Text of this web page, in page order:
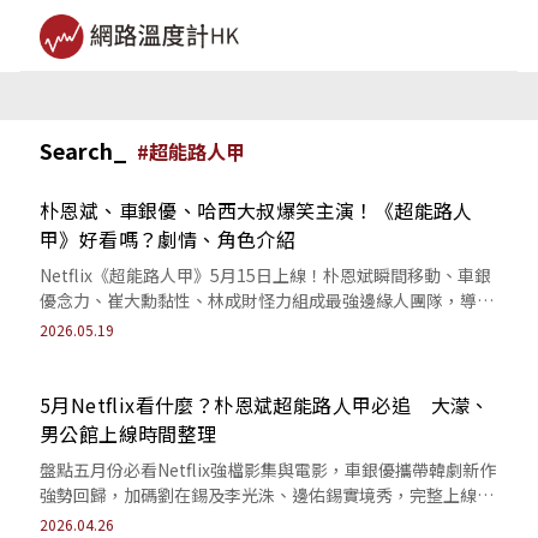
Search_ #超能路人甲
朴恩斌、車銀優、哈西大叔爆笑主演！《超能路人
甲》好看嗎？劇情、角色介紹
Netflix《超能路人甲》5月15日上線！朴恩斌瞬間移動、車銀
優念力、崔大勳黏性、林成財怪力組成最強邊緣人團隊，導演
幕後訪談、劇情卡司看點懶人包。
2026.05.19
5月Netflix看什麼？朴恩斌超能路人甲必追 大濛、
男公館上線時間整理
盤點五月份必看Netflix強檔影集與電影，車銀優攜帶韓劇新作
強勢回歸，加碼劉在錫及李光洙、邊佑錫實境秀，完整上線日
期懶人包一次為您公開！
2026.04.26